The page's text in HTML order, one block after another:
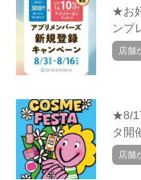
★お
ンプ
店舗
★8/
タ開
店舗